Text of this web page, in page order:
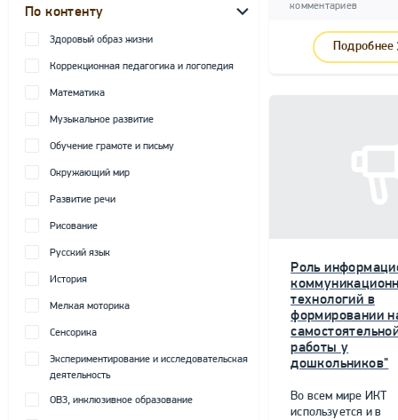
По контенту
Здоровый образ жизни
Коррекционная педагогика и логопедия
Математика
Музыкальное развитие
Обучение грамоте и письму
Окружающий мир
Развитие речи
Рисование
Русский язык
История
Мелкая моторика
Сенсорика
Экспериментирование и исследовательская
деятельность
ОВЗ, инклюзивное образование
комментариев
Подробнее
Роль
технологий в
формировании
работы у
дошкольников"
Во всем мире ИКТ
используется и в